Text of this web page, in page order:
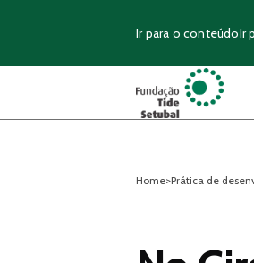
Ir para o conteúdoIr
Home>Prática de